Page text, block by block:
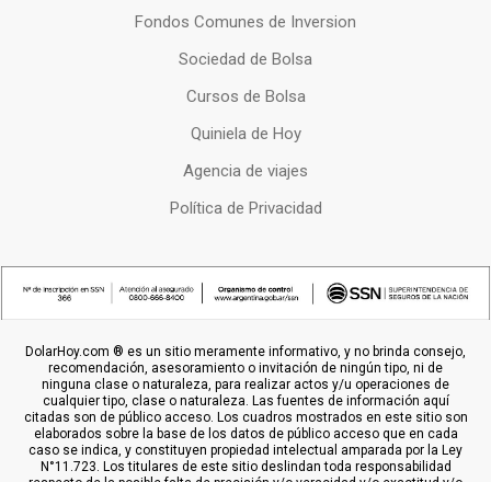
Fondos Comunes de Inversion
Sociedad de Bolsa
Cursos de Bolsa
Quiniela de Hoy
Agencia de viajes
Política de Privacidad
DolarHoy.com ® es un sitio meramente informativo, y no brinda consejo,
recomendación, asesoramiento o invitación de ningún tipo, ni de
ninguna clase o naturaleza, para realizar actos y/u operaciones de
cualquier tipo, clase o naturaleza. Las fuentes de información aquí
citadas son de público acceso. Los cuadros mostrados en este sitio son
elaborados sobre la base de los datos de público acceso que en cada
caso se indica, y constituyen propiedad intelectual amparada por la Ley
N°11.723. Los titulares de este sitio deslindan toda responsabilidad